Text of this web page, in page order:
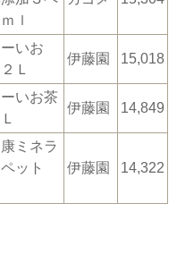
ｌ
いお
Ｌ
伊藤園 15,018
いお茶
伊藤園 14,849
ミネラ
ット
伊藤園 14,322